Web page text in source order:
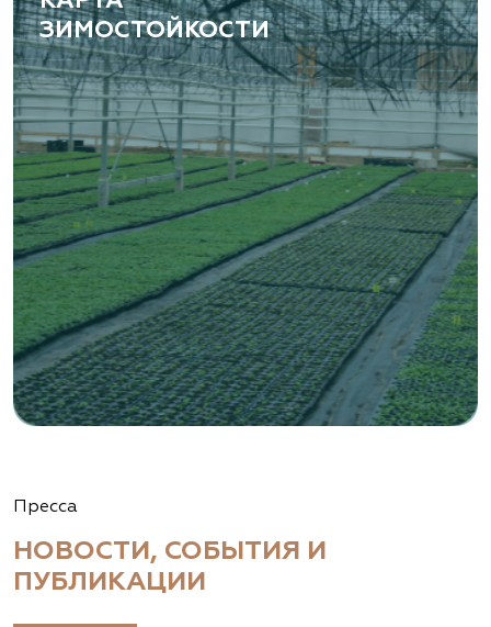
ЗИМОСТОЙКОСТИ
Пресса
НОВОСТИ, СОБЫТИЯ И
ПУБЛИКАЦИИ